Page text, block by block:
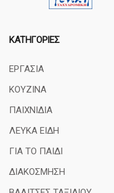
ΚΑΤΗΓΟΡΊΕΣ
ΕΡΓΑΣΙΑ
ΚΟΥΖΙΝΑ
ΠΑΙΧΝΙΔΙΑ
ΛΕΥΚΑ ΕΙΔΗ
ΓΙΑ ΤΟ ΠΑΙΔΙ
ΔΙΑΚΟΣΜΗΣΗ